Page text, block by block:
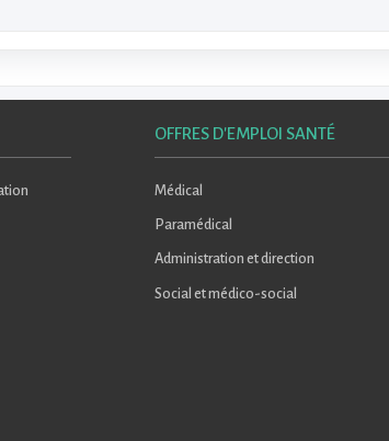
OFFRES D'EMPLOI SANTÉ
Médical
Paramédical
Administration et direction
Social et médico-social